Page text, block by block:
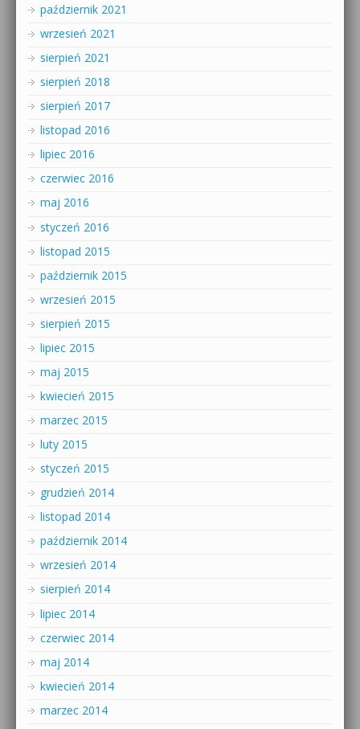
październik 2021
wrzesień 2021
sierpień 2021
sierpień 2018
sierpień 2017
listopad 2016
lipiec 2016
czerwiec 2016
maj 2016
styczeń 2016
listopad 2015
październik 2015
wrzesień 2015
sierpień 2015
lipiec 2015
maj 2015
kwiecień 2015
marzec 2015
luty 2015
styczeń 2015
grudzień 2014
listopad 2014
październik 2014
wrzesień 2014
sierpień 2014
lipiec 2014
czerwiec 2014
maj 2014
kwiecień 2014
marzec 2014